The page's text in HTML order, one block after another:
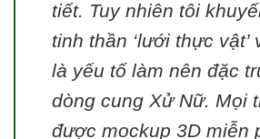
tiết. Tuy nhiên tôi
tinh thần ‘lưới thực vật’
là yếu tố làm nên đặc
dòng cung Xử Nữ. Mọi
được mockup 3D miễn